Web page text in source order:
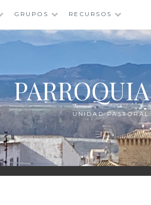
GRUPOS RECURSOS
UNIDAD PASTORAL